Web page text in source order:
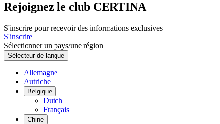
Rejoignez le club CERTINA
S'inscrire pour recevoir des informations exclusives
S'inscrire
Sélectionner un pays/une région
Sélecteur de langue
Allemagne
Autriche
Belgique
Dutch
Français
Chine